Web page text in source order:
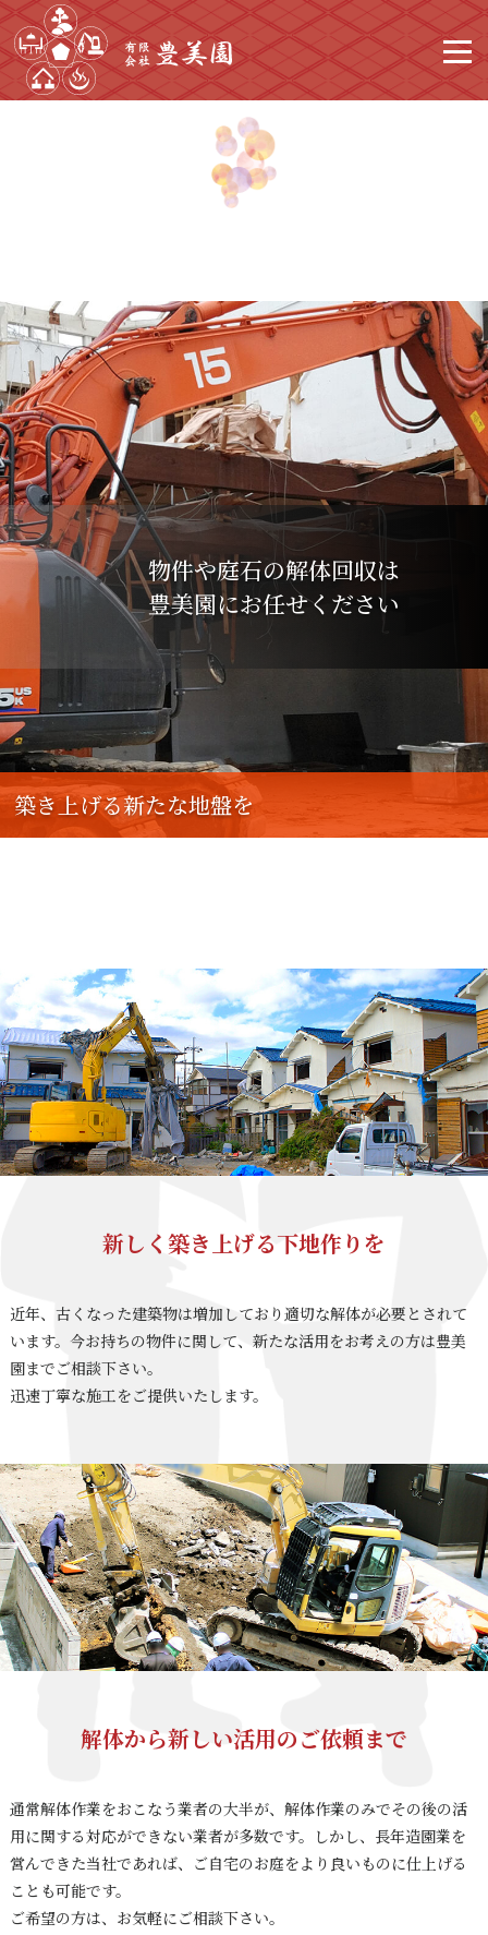
物件や庭石の解体回収は
豊美園にお任せください
築き上げる新たな地盤を
新しく築き上げる下地作りを
近年、古くなった建築物は増加しており適切な解体が必要とされて
います。今お持ちの物件に関して、新たな活用をお考えの方は豊美
園までご相談下さい。
迅速丁寧な施工をご提供いたします。
解体から新しい活用のご依頼まで
通常解体作業をおこなう業者の大半が、解体作業のみでその後の活
用に関する対応ができない業者が多数です。しかし、長年造園業を
営んできた当社であれば、ご自宅のお庭をより良いものに仕上げる
ことも可能です。
ご希望の方は、お気軽にご相談下さい。